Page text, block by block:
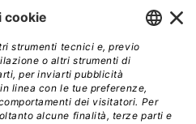
generale di MySQL